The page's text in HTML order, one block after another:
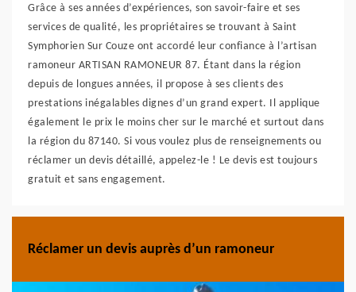
Grâce à ses années d’expériences, son savoir-faire et ses
services de qualité, les propriétaires se trouvant à Saint
Symphorien Sur Couze ont accordé leur confiance à l’artisan
ramoneur ARTISAN RAMONEUR 87. Étant dans la région
depuis de longues années, il propose à ses clients des
prestations inégalables dignes d’un grand expert. Il applique
également le prix le moins cher sur le marché et surtout dans
la région du 87140. Si vous voulez plus de renseignements ou
réclamer un devis détaillé, appelez-le ! Le devis est toujours
gratuit et sans engagement.
Réclamer un devis auprès d’un ramoneur